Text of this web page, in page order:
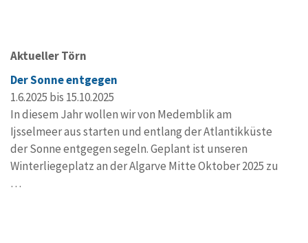
Aktueller Törn
Der Sonne entgegen
1.6.2025 bis 15.10.2025
In diesem Jahr wollen wir von Medemblik am
Ijsselmeer aus starten und entlang der Atlantikküste
der Sonne entgegen segeln. Geplant ist unseren
Winterliegeplatz an der Algarve Mitte Oktober 2025 zu
…